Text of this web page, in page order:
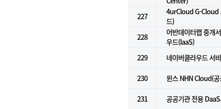
227
4urCloud G-Cloud
드)
228
어반데이터랩 중개
우드(IaaS)
229
네이버클라우드 서
230 윈스 NHN Cloud(
231 공공기관 전용